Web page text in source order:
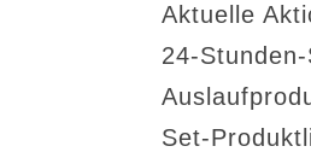
Aktuelle
24-
Set-